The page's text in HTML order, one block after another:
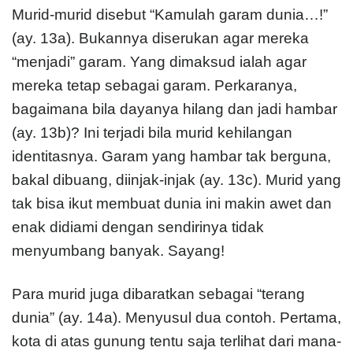
Murid-murid disebut “Kamulah garam dunia…!”
(ay. 13a). Bukannya diserukan agar mereka
“menjadi” garam. Yang dimaksud ialah agar
mereka tetap sebagai garam. Perkaranya,
bagaimana bila dayanya hilang dan jadi hambar
(ay. 13b)? Ini terjadi bila murid kehilangan
identitasnya. Garam yang hambar tak berguna,
bakal dibuang, diinjak-injak (ay. 13c). Murid yang
tak bisa ikut membuat dunia ini makin awet dan
enak didiami dengan sendirinya tidak
menyumbang banyak. Sayang!
Para murid juga dibaratkan sebagai “terang
dunia” (ay. 14a). Menyusul dua contoh. Pertama,
kota di atas gunung tentu saja terlihat dari mana-